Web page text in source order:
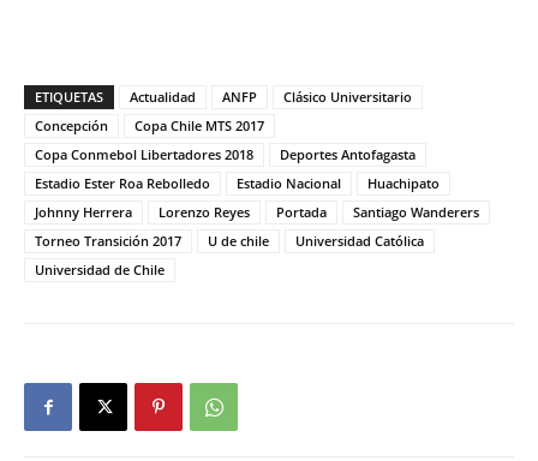
ETIQUETAS Actualidad ANFP
Clásico Universitario
Concepción
Copa Chile MTS 2017
Copa Conmebol Libertadores 2018
Deportes Antofagasta
Estadio Ester Roa Rebolledo
Estadio Nacional
Huachipato
Johnny Herrera
Lorenzo Reyes Portada
Santiago Wanderers
Torneo Transición 2017
U de chile
Universidad Católica
Universidad de Chile